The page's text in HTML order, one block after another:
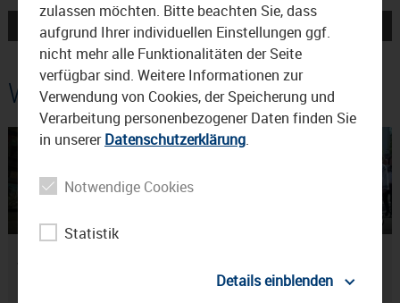
← wkb2017.jpg wkb2017-neu.jpg →
Weitere Beiträge
02:41
14.07.2026
zulassen möchten. Bitte beachten Sie, dass
aufgrund Ihrer individuellen Einstellungen ggf.
nicht mehr alle Funktionalitäten der Seite
verfügbar sind. Weitere Informationen zur
Verwendung von Cookies, der Speicherung und
Verarbeitung personenbezogener Daten finden Sie
in unsererDatenschutzerklärung.
Notwendige Cookies
Statistik
Details einblenden